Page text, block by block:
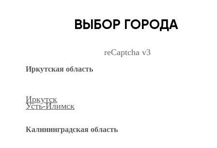
ВЫБОР ГОРОДА
reCaptcha v3
Иркутская область
Иркутск
Усть-Илимск
Калининградская область